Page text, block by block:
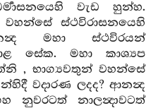
වැඩ හුන්හ.
වහන්සේ ස්ථවිරාසනයෙහි
මහා ස්ථවිරයන්
සේක. මහා කාශ්‍යප
, භාග්‍යවතුන් වහන්සේ
වදාරණ ලදද? ආනන්‍ද
නුවරටත් නාලන්‍දාවටත්